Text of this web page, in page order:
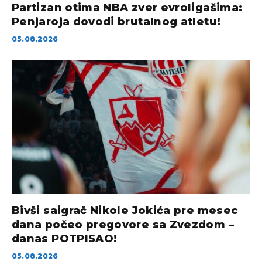
Partizan otima NBA zver evroligašima:
Penjaroja dovodi brutalnog atletu!
05.08.2026
Bivši saigrač Nikole Jokića pre mesec
dana počeo pregovore sa Zvezdom –
danas POTPISAO!
05.08.2026